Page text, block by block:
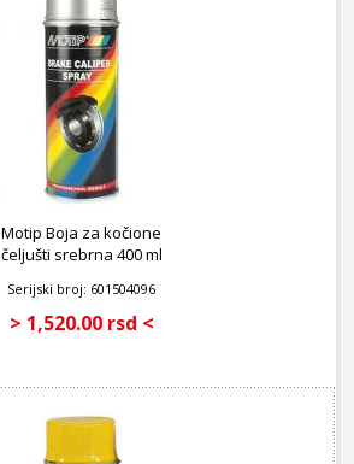
Motip Boja za kočione
čeljušti srebrna 400 ml
Serijski broj: 601504096
> 1,520.00 rsd <